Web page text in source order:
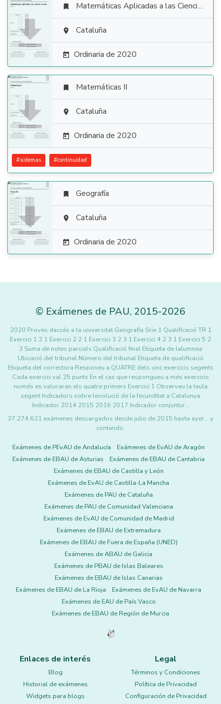

 Matemáticas Aplicadas a las Ciencias Sociales
 Cataluña
 Ordinaria de 2020

 Matemáticas II
 Cataluña
 Ordinaria de 2020
#sistemas #continuidad

 Geografía
 Cataluña
 Ordinaria de 2020
© Exámenes de PAU, 2015-2026
2020 Proves daccés a la universitat Geografia Srie 1 Qualificació TR 1
Exercici 1 2 1 Exercici 2 2 1 Exercici 3 2 3 1 Exercici 4 2 3 1 Exercici 5 2
3 Suma de notes parcials Qualificació final Etiqueta de lalumnea
Ubicació del tribunal Número del tribunal Etiqueta de qualificació
Etiqueta del correctora Responeu a QUATRE dels cinc exercicis segents
Cada exercici val 25 punts En el cas que respongueu a més exercicis
només es valoraran els quatre primers Exercici 1 Observeu la taula
segent Indicadors sobre levolució de la fecunditat a Catalunya
Indicador 2014 2015 2016 2017 Indicador conjuntur…
37.274.621 exámenes descargados desde julio de 2015 hasta ayer... y
contando.
Exámenes de PEvAU de Andalucía
Exámenes de EvAU de Aragón
Exámenes de EBAU de Asturias
Exámenes de EBAU de Cantabria
Exámenes de EBAU de Castilla y León
Exámenes de EvAU de Castilla-La Mancha
Exámenes de PAU de Cataluña
Exámenes de PAU de Comunidad Valenciana
Exámenes de EvAU de Comunidad de Madrid
Exámenes de EBAU de Extremadura
Exámenes de EBAU de Fuera de España (UNED)
Exámenes de ABAU de Galicia
Exámenes de PBAU de Islas Baleares
Exámenes de EBAU de Islas Canarias
Exámenes de EBAU de La Rioja
Exámenes de EvAU de Navarra
Exámenes de EAU de País Vasco
Exámenes de EBAU de Región de Murcia
Enlaces de interés
Blog
Historial de exámenes
Widgets para blogs
Legal
Términos y Condiciones
Política de Privacidad
Configuración de Privacidad